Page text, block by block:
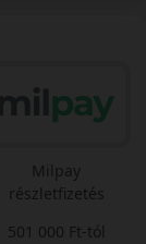
Milpay
részletfizetés
501 000 Ft-tól